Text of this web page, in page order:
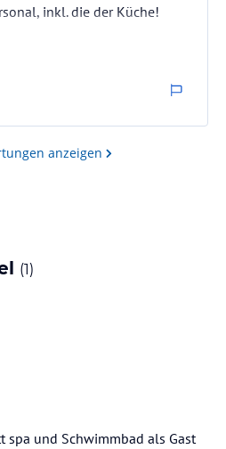
inkl. die der Küche!
anzeigen
(1)
spa und Schwimmbad als Gast